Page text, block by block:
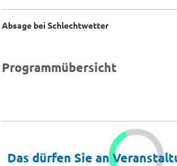
Absage bei Schlechtwetter
Programmübersicht
Das dürfen Sie an